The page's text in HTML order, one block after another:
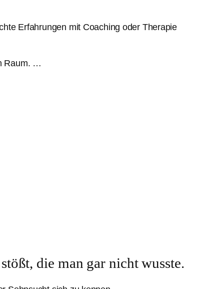
Erfahrungen mit Coaching oder Therapie
Raum. …
die man gar nicht wusste.